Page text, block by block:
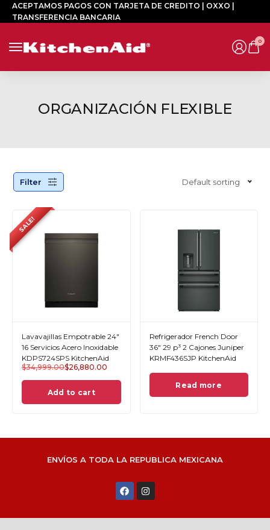
ACEPTAMOS PAGOS CON TARJETA DE CREDITO | OXXO |
TRANSFERENCIA BANCARIA
0
ORGANIZACIÓN FLEXIBLE
Filter Default sorting
SALE!
Lavavajillas Empotrable 24"
16 Servicios Acero Inoxidable
KDPS724SPS KitchenAid
$34,999.00$26,880.00
Add to cart
Refrigerador French Door
36" 29 p³ 2 Cajones Juniper
KRMF436SJP KitchenAid
Read more
ENVÍOS A TODA LA REPUBLICA MEXICANA